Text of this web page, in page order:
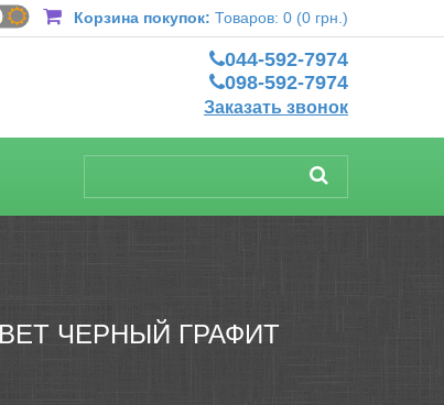
Корзина покупок: Товаров: 0 (0 грн.)
044-592-7974
098-592-7974
Заказать звонок
ЧЕРНЫЙ ГРАФИТ